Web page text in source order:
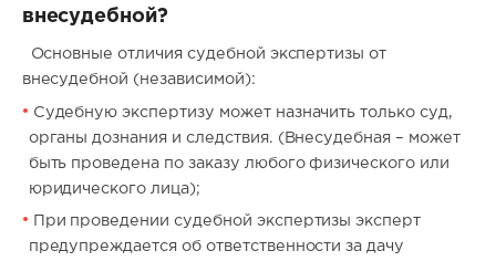
внесудебной?
Основные отличия судебной экспертизы от
внесудебной (независимой):
Судебную экспертизу может назначить только суд,
органы дознания и следствия. (Внесудебная – может
быть проведена по заказу любого физического или
юридического лица);
При проведении судебной экспертизы эксперт
предупреждается об ответственности за дачу